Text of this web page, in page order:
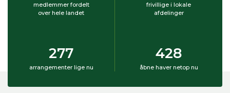
medlemmer fordelt
over hele landet
frivillige i lokale
afdelinger
277
arrangementer lige nu
428
åbne haver netop nu